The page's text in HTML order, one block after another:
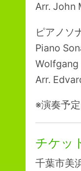
Arr. John
ピアノソ
Piano
Wolfgang
Arr.
※演奏予
チケッ
千葉市美